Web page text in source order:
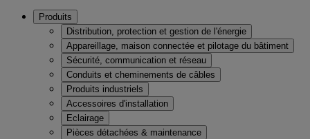
Produits
Distribution, protection et gestion de l'énergie
Appareillage, maison connectée et pilotage du bâtiment
Sécurité, communication et réseau
Conduits et cheminements de câbles
Produits industriels
Accessoires d'installation
Eclairage
Pièces détachées & maintenance